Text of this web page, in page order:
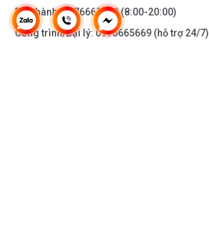
Bảo hành:0976665669(8:00-20:00)
Công trình/Đại lý:0976665669 (hỗ trợ 24/7)